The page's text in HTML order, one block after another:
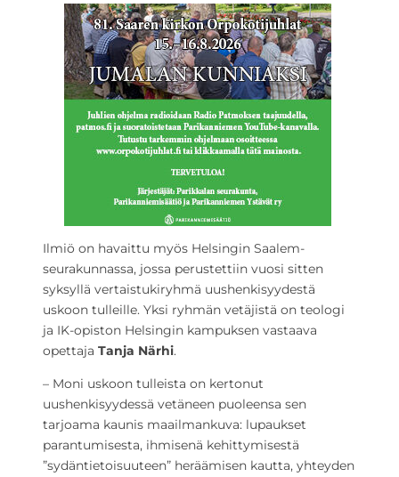
Ilmiö on havaittu myös Helsingin Saalem-
seurakunnassa, jossa perustettiin vuosi sitten
syksyllä vertaistukiryhmä uushenkisyydestä
uskoon tulleille. Yksi ryhmän vetäjistä on teologi
ja IK-opiston Helsingin kampuksen vastaava
opettaja Tanja Närhi.
– Moni uskoon tulleista on kertonut
uushenkisyydessä vetäneen puoleensa sen
tarjoama kaunis maailmankuva: lupaukset
parantumisesta, ihmisenä kehittymisestä
”sydäntietoisuuteen” heräämisen kautta, yhteyden